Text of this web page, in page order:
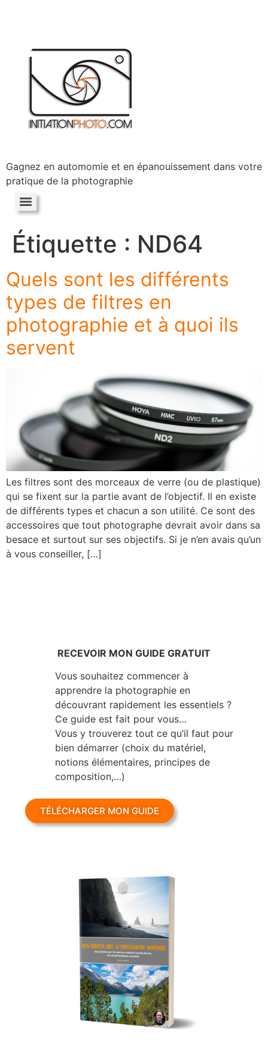
Gagnez en automomie et en épanouissement dans votre
pratique de la photographie
Étiquette : ND64
Quels sont les différents
types de filtres en
photographie et à quoi ils
servent
Les filtres sont des morceaux de verre (ou de plastique)
qui se fixent sur la partie avant de l’objectif. Il en existe
de différents types et chacun a son utilité. Ce sont des
accessoires que tout photographe devrait avoir dans sa
besace et surtout sur ses objectifs. Si je n’en avais qu’un
à vous conseiller, […]
RECEVOIR MON GUIDE GRATUIT
Vous souhaitez commencer à
apprendre la photographie en
découvrant rapidement les essentiels ?
Ce guide est fait pour vous…
Vous y trouverez tout ce qu’il faut pour
bien démarrer (choix du matériel,
notions élémentaires, principes de
composition,…)
TÉLÉCHARGER MON GUIDE